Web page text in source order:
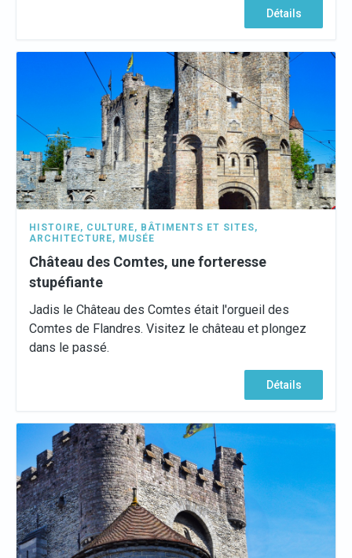
Détails
HISTOIRE, CULTURE, BÂTIMENTS ET SITES,
ARCHITECTURE, MUSÉE
Château des Comtes, une forteresse
stupéfiante
Jadis le Château des Comtes était l'orgueil des
Comtes de Flandres. Visitez le château et plongez
dans le passé.
Détails